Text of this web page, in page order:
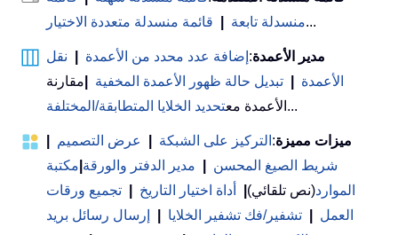
منسدلة تابعة
قائمة منسدلة متعددة الاختيار ...
مدير الأعمدة: إضافة عدد محدد من الأعمدة
نقل
الأعمدة
تبديل حالة ظهور الأعمدة المخفية
مقارنة
الأعمدة معتحديد الخلايا المتطابقة/المختلفة ...
ميزات مميزة: التركيز على الشبكة عرض التصميم
شريط الصيغ المحسن
مدير الدفتر والورقة مكتبة
الموارد(نص تلقائي) أداة اختيار التاريخ
تجميع ورقات
العمل
تشفير/فك تشفير الخلايا
إرسال رسائل بريد